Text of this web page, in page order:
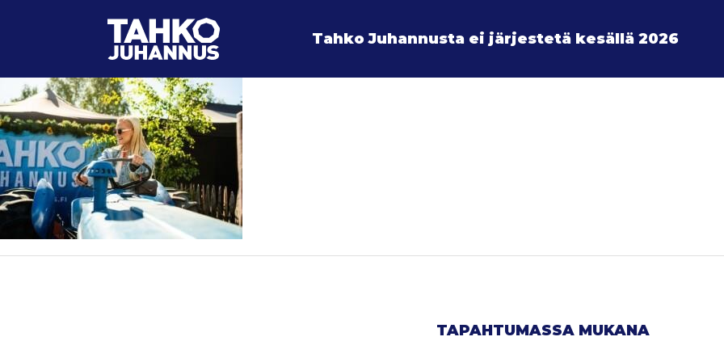
Tahko Juhannusta ei järjestetä kesällä 2026
TAPAHTUMASSA MUKANA